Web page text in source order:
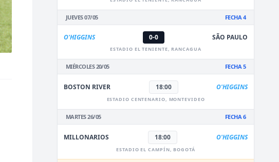
JUEVES 07/05 FECHA 4
O'HIGGINS 0-0 SÃO PAULO
ESTADIO EL TENIENTE, RANCAGUA
MIÉRCOLES 20/05 FECHA 5
BOSTON RIVER 18:00 O'HIGGINS
ESTADIO CENTENARIO, MONTEVIDEO
MARTES 26/05 FECHA 6
MILLONARIOS 18:00 O'HIGGINS
ESTADIO EL CAMPÍN, BOGOTÁ